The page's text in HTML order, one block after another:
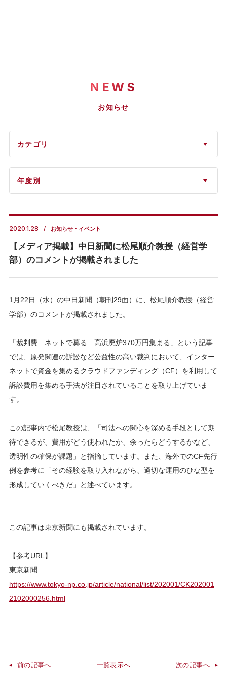
NEWS
お知らせ
2020.1.28 お知らせ・イベント
【メディア掲載】中日新聞に松尾順介教授（経営学
部）のコメントが掲載されました
1月22日（水）の中日新聞（朝刊29面）に、松尾順介教授（経営
学部）のコメントが掲載されました。
「裁判費 ネットで募る 高浜廃炉370万円集まる」という記事
では、原発関連の訴訟など公益性の高い裁判において、インター
ネットで資金を集めるクラウドファンディング（CF）を利用して
訴訟費用を集める手法が注目されていることを取り上げていま
す。
この記事内で松尾教授は、「司法への関心を深める手段として期
待できるが、費用がどう使われたか、余ったらどうするかなど、
透明性の確保が課題」と指摘しています。また、海外でのCF先行
例を参考に「その経験を取り入れながら、適切な運用のひな型を
形成していくべきだ」と述べています。
この記事は東京新聞にも掲載されています。
【参考URL】
東京新聞
https://www.tokyo-np.co.jp/article/national/list/202001/CK202001
2102000256.html
前の記事へ 一覧表示へ 次の記事へ
カテゴリ
年度別